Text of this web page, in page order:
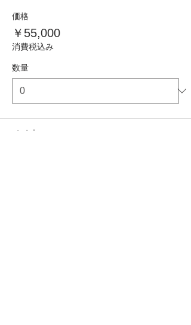
価格
￥55,000
消費税込み
数量